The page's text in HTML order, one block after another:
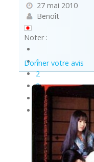
27 mai 2010
Benoît
Noter :
1
2
3
Donner votre avis